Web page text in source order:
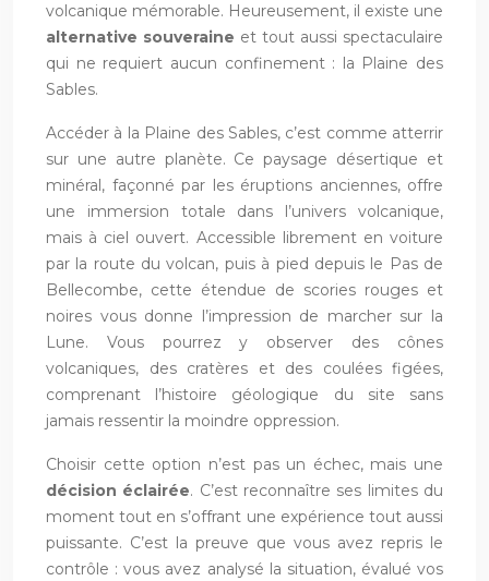
volcanique mémorable. Heureusement, il existe une
alternative souveraine et tout aussi spectaculaire
qui ne requiert aucun confinement : la Plaine des
Sables.
Accéder à la Plaine des Sables, c’est comme atterrir
sur une autre planète. Ce paysage désertique et
minéral, façonné par les éruptions anciennes, offre
une immersion totale dans l’univers volcanique,
mais à ciel ouvert. Accessible librement en voiture
par la route du volcan, puis à pied depuis le Pas de
Bellecombe, cette étendue de scories rouges et
noires vous donne l’impression de marcher sur la
Lune. Vous pourrez y observer des cônes
volcaniques, des cratères et des coulées figées,
comprenant l’histoire géologique du site sans
jamais ressentir la moindre oppression.
Choisir cette option n’est pas un échec, mais une
décision éclairée. C’est reconnaître ses limites du
moment tout en s’offrant une expérience tout aussi
puissante. C’est la preuve que vous avez repris le
contrôle : vous avez analysé la situation, évalué vos